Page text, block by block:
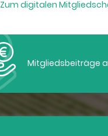
Zum digitalen
Mitgliedsbeiträge